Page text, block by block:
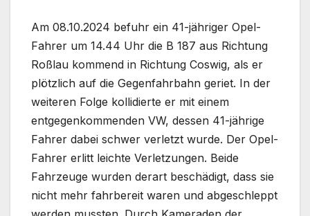
Am 08.10.2024 befuhr ein 41-jähriger Opel-
Fahrer um 14.44 Uhr die B 187 aus Richtung
Roßlau kommend in Richtung Coswig, als er
plötzlich auf die Gegenfahrbahn geriet. In der
weiteren Folge kollidierte er mit einem
entgegenkommenden VW, dessen 41-jährige
Fahrer dabei schwer verletzt wurde. Der Opel-
Fahrer erlitt leichte Verletzungen. Beide
Fahrzeuge wurden derart beschädigt, dass sie
nicht mehr fahrbereit waren und abgeschleppt